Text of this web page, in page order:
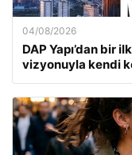
04/08/2026
DAP Yapı’dan bir
vizyonuyla kendi